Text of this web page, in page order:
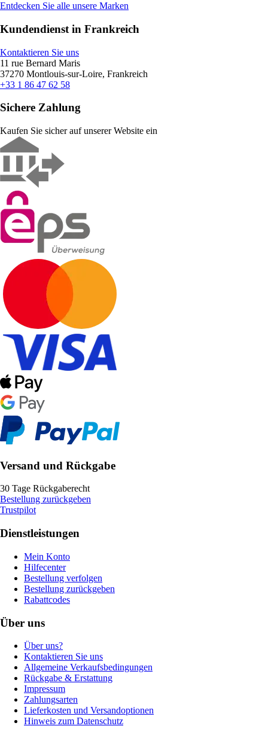
Entdecken Sie alle unsere Marken
Kundendienst in Frankreich
Kontaktieren Sie uns
11 rue Bernard Maris
37270 Montlouis-sur-Loire, Frankreich
+33 1 86 47 62 58
Sichere Zahlung
Kaufen Sie sicher auf unserer Website ein
Versand und Rückgabe
30 Tage Rückgaberecht
Bestellung zurückgeben
Trustpilot
Dienstleistungen
Mein Konto
Hilfecenter
Bestellung verfolgen
Bestellung zurückgeben
Rabattcodes
Über uns
Über uns?
Kontaktieren Sie uns
Allgemeine Verkaufsbedingungen
Rückgabe & Erstattung
Impressum
Zahlungsarten
Lieferkosten und Versandoptionen
Hinweis zum Datenschutz